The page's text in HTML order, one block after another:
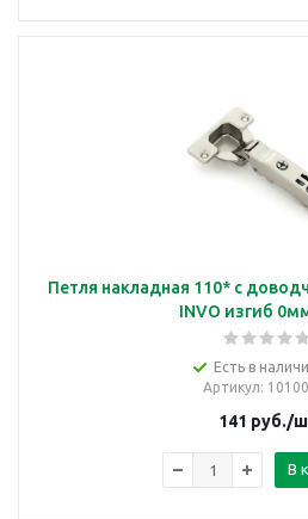
Петля накладная 110* с
INVO изгиб
Есть в
Артикул:
141 руб./
В